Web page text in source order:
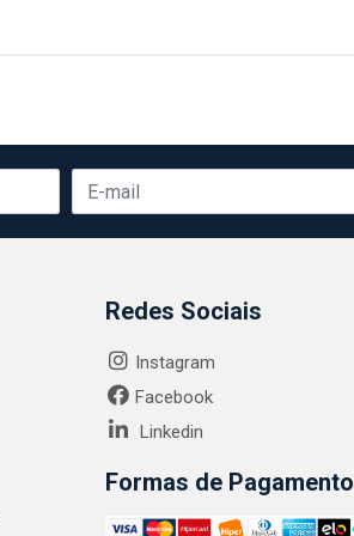
Redes Sociais
Instagram
Facebook
Linkedin
Formas de Pagamento